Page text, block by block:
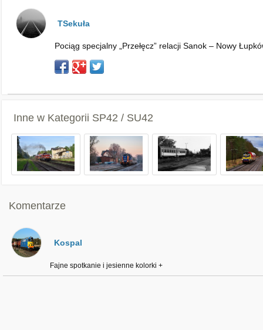
TSekuła
Pociąg specjalny „Przełęcz” relacji Sanok – Nowy
Inne w Kategorii SP42 / SU42
Komentarze
Kospal
Fajne spotkanie i jesienne kolorki +